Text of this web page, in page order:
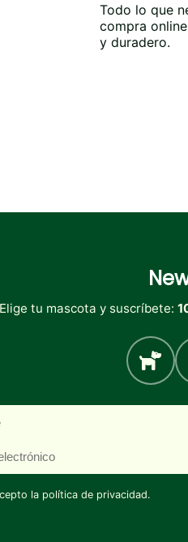
Todo lo que
compra
y duradero.
Elige tu mascota y suscríbete:
Perro
la política de privacidad.